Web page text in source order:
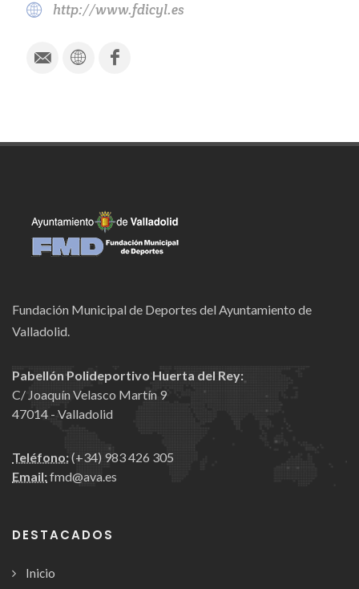
http://www.fdicyl.es
Fundación Municipal de Deportes del Ayuntamiento de
Valladolid.
Pabellón Polideportivo Huerta del Rey:
C/ Joaquín Velasco Martín 9
47014 - Valladolid
Teléfono:(+34) 983 426 305
Email:fmd@ava.es
DESTACADOS
Inicio